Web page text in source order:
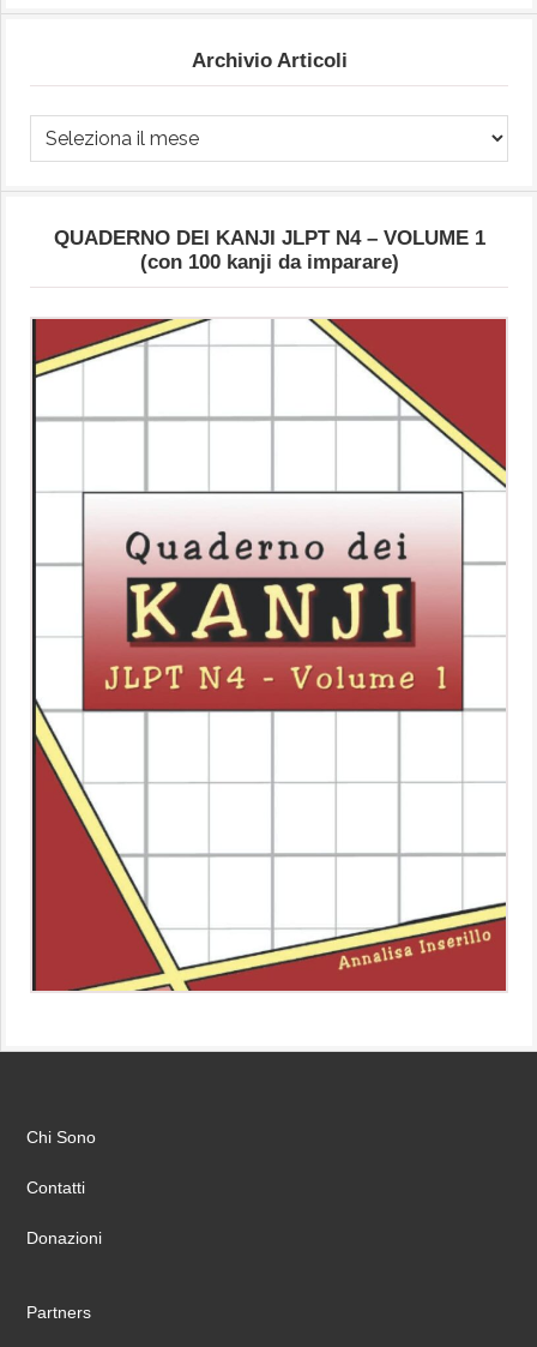
Archivio Articoli
Archivio
Articoli
QUADERNO DEI KANJI JLPT N4 – VOLUME 1
(con 100 kanji da imparare)
Chi Sono
Contatti
Donazioni
Partners